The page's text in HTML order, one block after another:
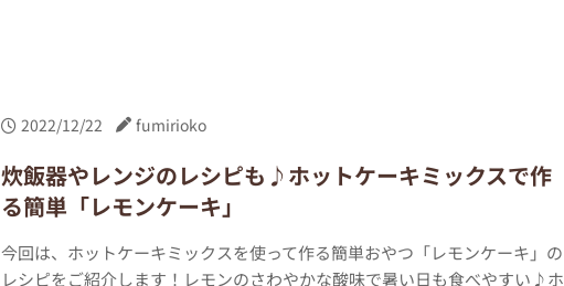
2022/12/22 fumirioko
炊飯器やレンジのレシピも♪ホットケーキミックスで作
る簡単「レモンケーキ」
今回は、ホットケーキミックスを使って作る簡単おやつ「レモンケーキ」の
レシピをご紹介します！レモンのさわやかな酸味で暑い日も食べやすい♪ホ